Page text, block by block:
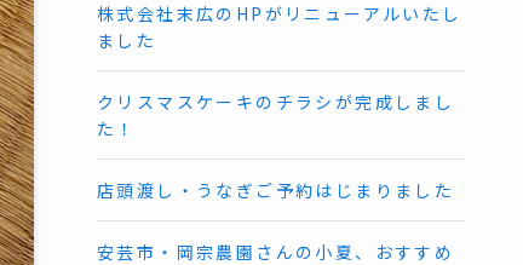
株式会社末広のHPがリニューアルいたし
ました
クリスマスケーキのチラシが完成しまし
た！
店頭渡し・うなぎご予約はじまりました
安芸市・岡宗農園さんの小夏、おすすめ